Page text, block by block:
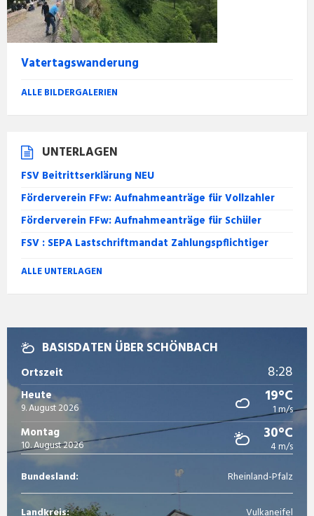
BASISDATEN ÜBER SCHÖNBACH
Ortszeit 8:28
Heute
9. August 2026
19°C
1 m/s
Montag
10. August 2026
30°C
4 m/s
Bundesland: Rheinland-Pfalz
Vatertagswanderung
ALLE BILDERGALERIEN
UNTERLAGEN
FSV Beitrittserklärung NEU
Förderverein FFw: Aufnahmeanträge für Vollzahler
Förderverein FFw: Aufnahmeanträge für Schüler
FSV : SEPA Lastschriftmandat Zahlungspflichtiger
ALLE UNTERLAGEN